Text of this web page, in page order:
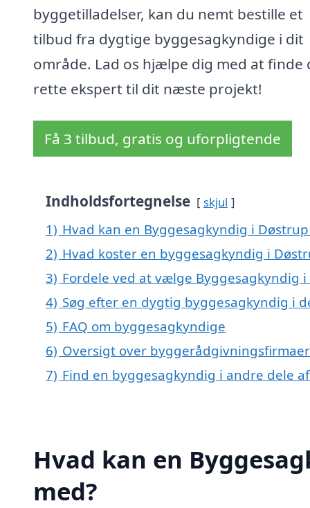
byggetilladelser, kan du nemt bestille et
tilbud fra dygtige byggesagkyndige i dit
område. Lad os hjælpe dig med at finde
rette ekspert til dit næste projekt!
Få 3 tilbud, gratis og uforpligtende
Indholdsfortegnelse skjul
1) Hvad kan en Byggesagkyndig i
2) Hvad koster en byggesagkyndig i
3) Fordele ved at vælge Byggesagkyndig
4) Søg efter en dygtig byggesagkyndig i
5) FAQ om byggesagkyndige
6) Oversigt over
7) Find en byggesagkyndig i andre dele
Hvad kan en
med?